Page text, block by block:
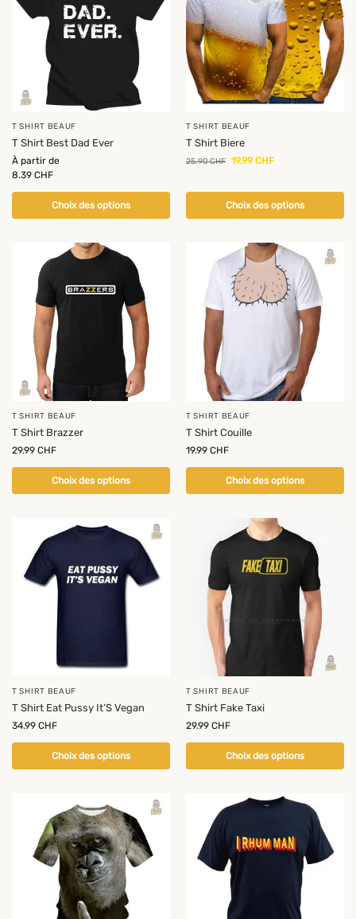
T SHIRT BEAUF
T Shirt Best Dad Ever
À partir de
8.39 CHF
Choix des options
T SHIRT BEAUF
T Shirt Biere
25.90CHF 19.99 CHF
Choix des options
T SHIRT BEAUF
T Shirt Brazzer
29.99 CHF
Choix des options
T SHIRT BEAUF
T Shirt Couille
19.99 CHF
Choix des options
T SHIRT BEAUF
T Shirt Eat Pussy It’S Vegan
34.99 CHF
Choix des options
T SHIRT BEAUF
T Shirt Fake Taxi
29.99 CHF
Choix des options